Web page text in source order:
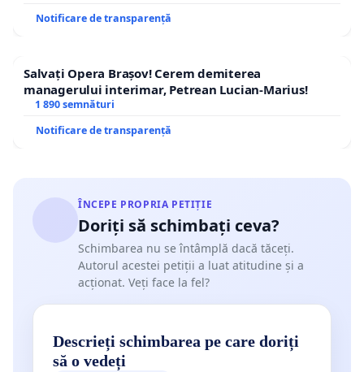
Notificare de transparență
Salvați Opera Brașov! Cerem demiterea
managerului interimar, Petrean Lucian-Marius!
1 890 semnături
Notificare de transparență
ÎNCEPE PROPRIA PETIȚIE
Doriți să schimbați ceva?
Schimbarea nu se întâmplă dacă tăceți.
Autorul acestei petiții a luat atitudine și a
acționat. Veți face la fel?
Descrieți schimbarea pe care doriți
să o vedeți